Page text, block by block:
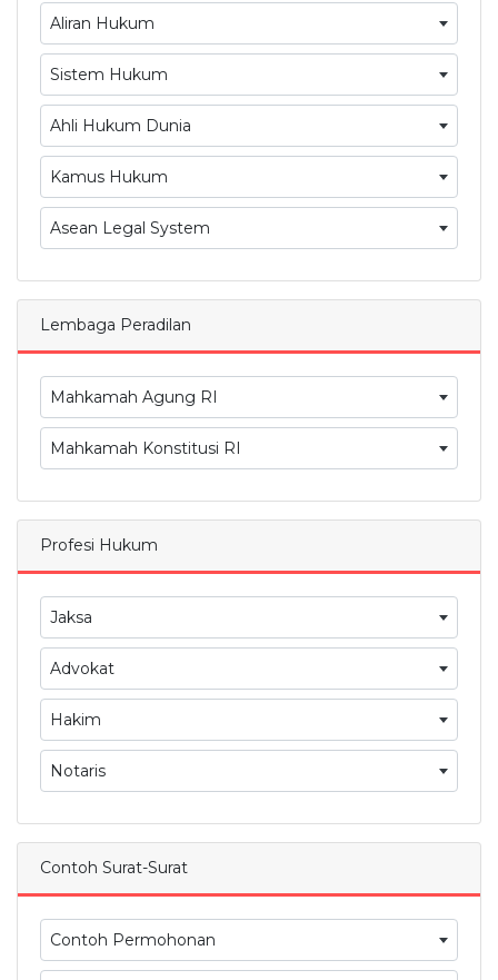
Aliran Hukum
Sistem Hukum
Ahli Hukum Dunia
Kamus Hukum
Asean Legal System
Lembaga Peradilan
Mahkamah Agung RI
Mahkamah Konstitusi RI
Profesi Hukum
Jaksa
Advokat
Hakim
Notaris
Contoh Surat-Surat
Contoh Permohonan